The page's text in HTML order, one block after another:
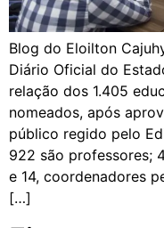
Blog do Eloilton
Diário Oficial do
relação dos 1.405
nomeados, após
público regido pelo
922 são professores;
e 14, coordenadores
[…]